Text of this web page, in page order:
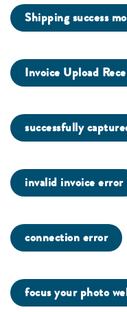
Shipping success
Invoice Upload
successfully
invalid invoice error
connection error
focus your photo